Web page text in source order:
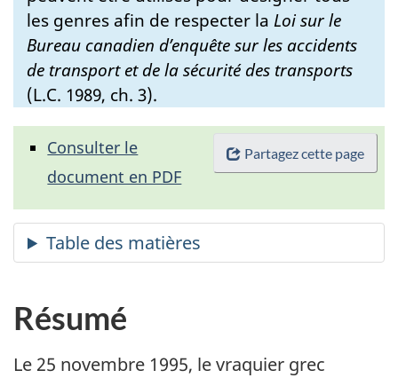
les genres afin de respecter la Loi sur le
Bureau canadien d’enquête sur les accidents
de transport et de la sécurité des transports
(L.C. 1989, ch. 3).
Partagez cette page
Consulter le
document en PDF
Résumé
Le 25 novembre 1995, le vraquier grec